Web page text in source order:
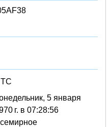
5 января
г. в 07:28:56